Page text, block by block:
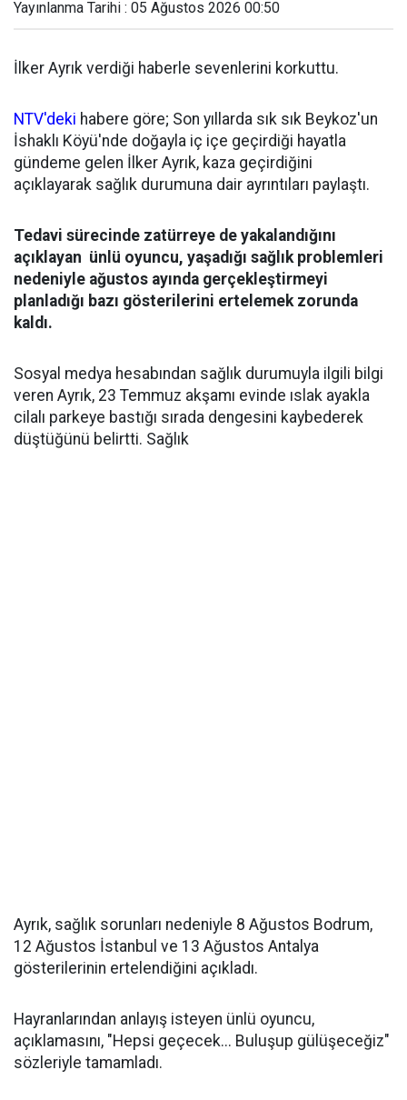
Yayınlanma Tarihi : 05 Ağustos 2026 00:50
İlker Ayrık verdiği haberle sevenlerini korkuttu.
NTV'deki habere göre; Son yıllarda sık sık Beykoz'un
İshaklı Köyü'nde doğayla iç içe geçirdiği hayatla
gündeme gelen İlker Ayrık, kaza geçirdiğini
açıklayarak sağlık durumuna dair ayrıntıları paylaştı.
Tedavi sürecinde zatürreye de yakalandığını
açıklayan ünlü oyuncu, yaşadığı sağlık problemleri
nedeniyle ağustos ayında gerçekleştirmeyi
planladığı bazı gösterilerini ertelemek zorunda
kaldı.
Sosyal medya hesabından sağlık durumuyla ilgili bilgi
veren Ayrık, 23 Temmuz akşamı evinde ıslak ayakla
cilalı parkeye bastığı sırada dengesini kaybederek
düştüğünü belirtti. Sağlık
Ayrık, sağlık sorunları nedeniyle 8 Ağustos Bodrum,
12 Ağustos İstanbul ve 13 Ağustos Antalya
gösterilerinin ertelendiğini açıkladı.
Hayranlarından anlayış isteyen ünlü oyuncu,
açıklamasını, "Hepsi geçecek... Buluşup gülüşeceğiz"
sözleriyle tamamladı.